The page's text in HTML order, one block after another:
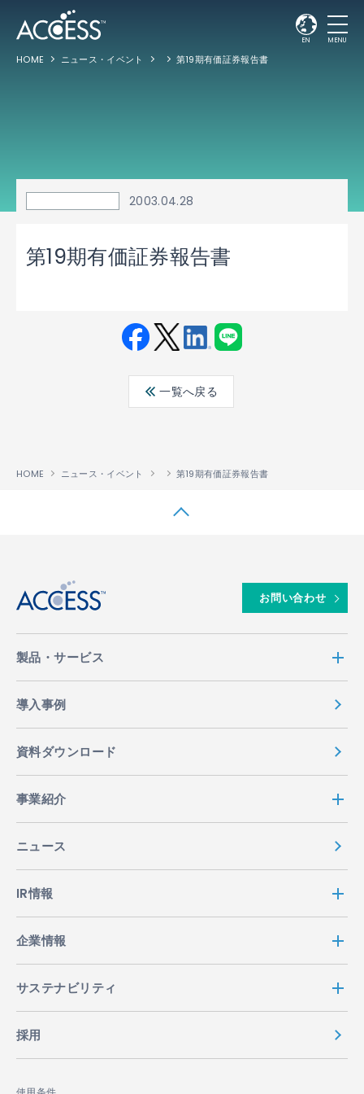
EN MENU
HOME ニュース・イベント 第19期有価証券報告書
2003.04.28
第19期有価証券報告書
ebo ter
edin
一覧へ戻る
HOME ニュース・イベント 第19期有価証券報告書
お問い合わせ
製品・サービス
導入事例
資料ダウンロード
事業紹介
ニュース
IR情報
企業情報
サステナビリティ
採用